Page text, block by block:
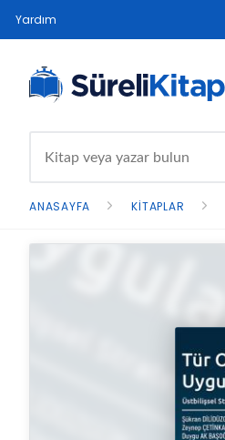
Yardım
ANASAYFA KITAPLAR